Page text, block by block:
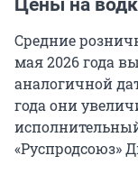
Цены на
Средние
мая 2026 года
аналогичной
года они
«Руспродсоюз»